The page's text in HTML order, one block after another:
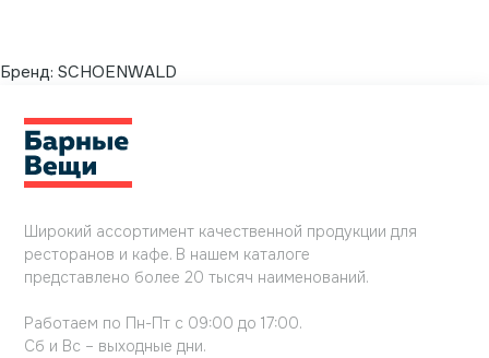
Бренд: SCHOENWALD
Широкий ассортимент качественной продукции для
ресторанов и кафе. В нашем каталоге
представлено более 20 тысяч наименований.
Работаем по Пн-Пт с 09:00 до 17:00.
Сб и Вс – выходные дни.